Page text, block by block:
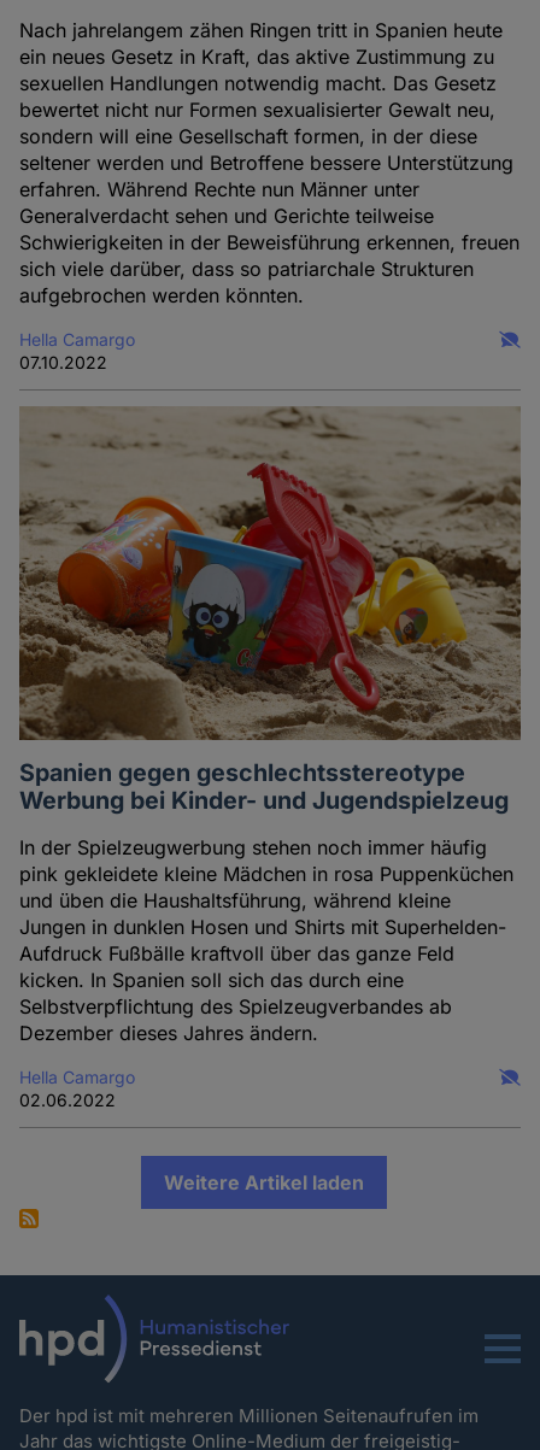
Nach jahrelangem zähen Ringen tritt in Spanien heute
ein neues Gesetz in Kraft, das aktive Zustimmung zu
sexuellen Handlungen notwendig macht. Das Gesetz
bewertet nicht nur Formen sexualisierter Gewalt neu,
sondern will eine Gesellschaft formen, in der diese
seltener werden und Betroffene bessere Unterstützung
erfahren. Während Rechte nun Männer unter
Generalverdacht sehen und Gerichte teilweise
Schwierigkeiten in der Beweisführung erkennen, freuen
sich viele darüber, dass so patriarchale Strukturen
aufgebrochen werden könnten.
Hella Camargo
07.10.2022
Spanien gegen geschlechtsstereotype
Werbung bei Kinder- und Jugendspielzeug
In der Spielzeugwerbung stehen noch immer häufig
pink gekleidete kleine Mädchen in rosa Puppenküchen
und üben die Haushaltsführung, während kleine
Jungen in dunklen Hosen und Shirts mit Superhelden-
Aufdruck Fußbälle kraftvoll über das ganze Feld
kicken. In Spanien soll sich das durch eine
Selbstverpflichtung des Spielzeugverbandes ab
Dezember dieses Jahres ändern.
Hella Camargo
02.06.2022
Weitere Artikel laden
Menu
Der hpd ist mit mehreren Millionen Seitenaufrufen im
Jahr das wichtigste Online-Medium der freigeistig-